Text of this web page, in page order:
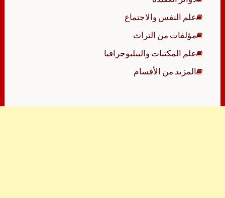
علم النفس والاجتماع
مؤلفات من التراث
علم المكتبات والببليوجرافيا
المزيد من الأقسام